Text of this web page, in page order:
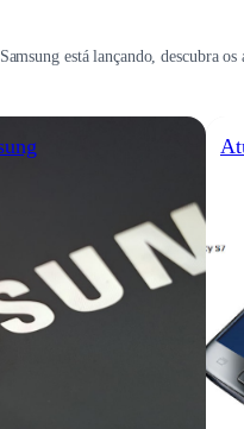
está lançando, descubra